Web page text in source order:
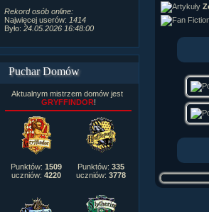
Rekord osób online:
Najwięcej userów: 1414
Było: 24.05.2026 16:48:00
Wlepionych
Puchar Domów
Aktualnym mistrzem domów jest
GRYFFINDOR!
Punktów: 1509
uczniów: 4220
Punktów: 335
uczniów: 3778